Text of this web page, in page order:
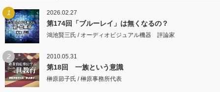
1 2026.02.27
第174回「ブルーレイ」は無くなるの？
鴻池賢三氏 / オーディオビジュアル機器 評論家
2 2010.05.31
第18回 一族という意識
榊原節子氏 / 榊原事務所代表